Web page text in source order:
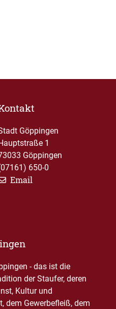
Göppingen
1
Göppingen
650-0
Email
- das ist die
der Staufer, deren
Kultur und
dem Gewerbefleiß, dem